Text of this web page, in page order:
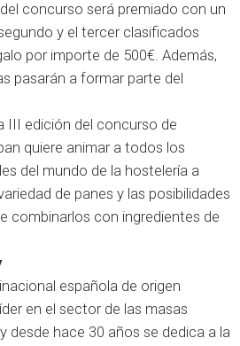
concurso será premiado con un
y el tercer clasificados
por importe de 500€. Además,
pasarán a formar parte del
III edición del concurso de
quiere animar a todos los
del mundo de la hostelería a
de panes y las posibilidades
combinarlos con ingredientes de
española de origen
en el sector de las masas
desde hace 30 años se dedica a la